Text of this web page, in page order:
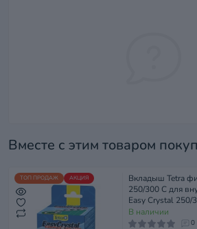
Вместе с этим товаром
ТОП ПРОДАЖ АКЦИЯ
Вкладыш Tetra
250/300 C для
Easy Crystal 250/
углем, 3 шт
В наличии
0